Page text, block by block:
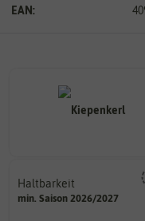
EAN:
Haltbarkeit
min. Saison 2026/2027
und Pflanzgut sehr gut
sollte.